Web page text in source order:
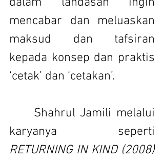
mencabar dan meluaskan
maksud dan tafsiran
kepada konsep dan praktis
‘cetak’ dan ‘cetakan’.
RETURNING IN KIND (2008)